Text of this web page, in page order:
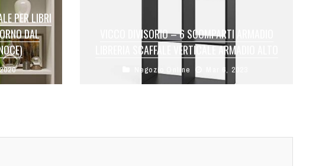
PER LIBRI
DAL
in bianco
VICCO DIVISORIO – 6 SCOMPARTI ARMADIO
LIBRERIA SCAFFALE VERTICALE ARMADIO ALTO
Grazie alla pregiatissima lavorazione dei
materiali e del pregiato rivestimento, la
Negozio Online Mar 6, 2023